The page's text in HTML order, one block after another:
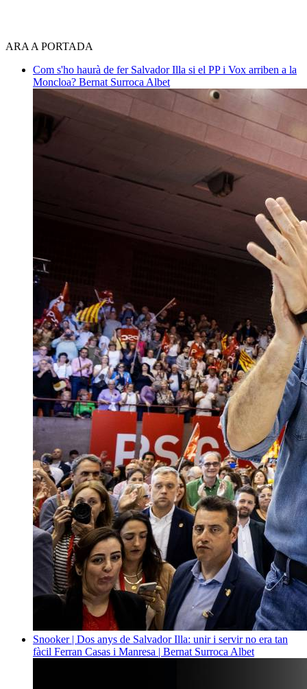
ARA A PORTADA
Com s'ho haurà de fer Salvador Illa si el PP i Vox arriben a la
Moncloa? Bernat Surroca Albet
Snooker | Dos anys de Salvador Illa: unir i servir no era tan
fàcil Ferran Casas i Manresa | Bernat Surroca Albet